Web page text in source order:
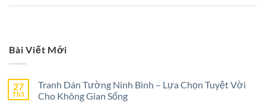
Bài Viết Mới
27
Th3
Tranh Dán Tường Ninh Bình – Lựa Chọn Tuyệt Vời
Cho Không Gian Sống